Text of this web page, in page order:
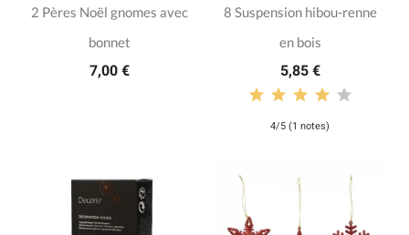
2 Pères Noël gnomes avec
bonnet
7,00 €
8 Suspension hibou-renne
en bois
5,85 €
4/5 (1 notes)